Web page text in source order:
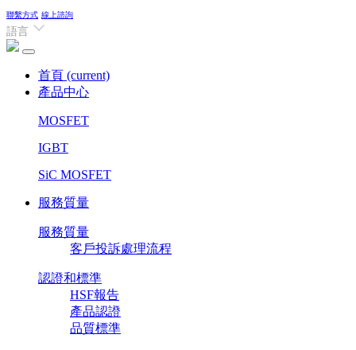
聯繫方式 線上諮詢
語言
首頁 (current)
產品中心
MOSFET
IGBT
SiC MOSFET
服務質量
服務質量
客戶投訴處理流程
認證和標準
HSF報告
產品認證
品質標準